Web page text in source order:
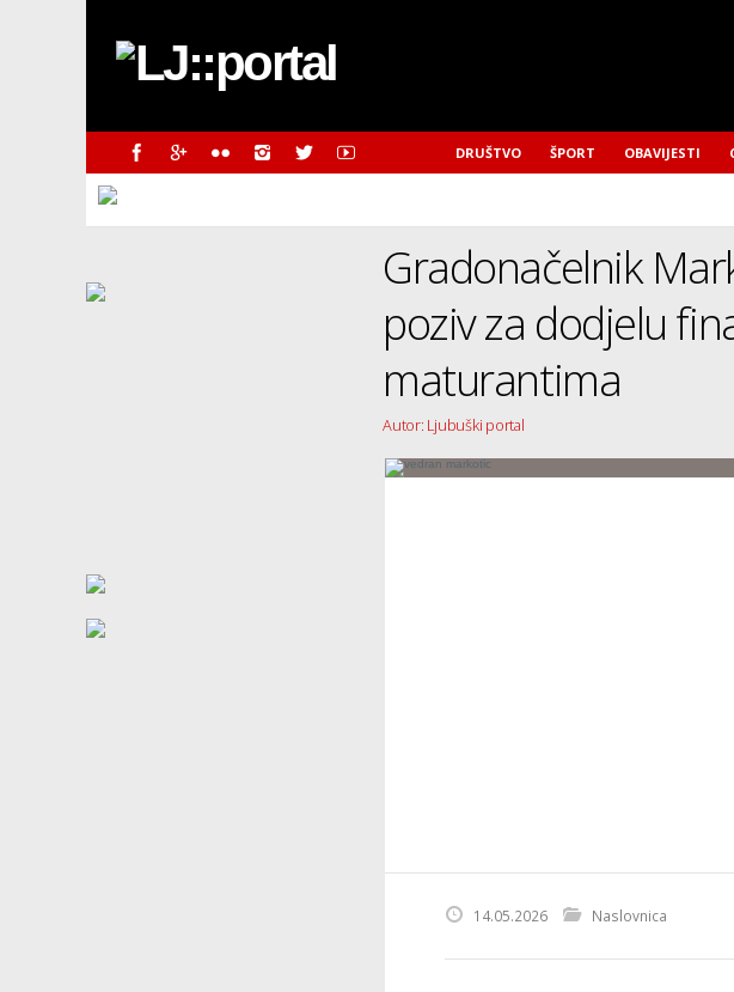
DRUŠTVO ŠPORT OBAVIJESTI
Gradonačelnik
poziv za dodjelu
maturantima
Autor: Ljubuški portal
14.05.2026 Naslovnica